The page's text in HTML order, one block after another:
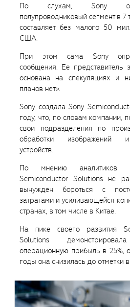
По слухам, Sony
полупроводниковый сегмент в 7
составляет без малого 50
США.
При этом сама Sony
сообщения. Ее представитель
основана на спекуляциях и
планов нет».
Sony создала Sony
году, что, по словам компании,
свои подразделения по
обработки изображений
устройств.
По мнению аналитиков
Semiconductor Solutions не
вынужден бороться с
затратами и усиливающейся
странах, в том числе в Китае.
На пике своего развития
Solutions
операционную прибыль в 25%,
годы она снизилась до отметки